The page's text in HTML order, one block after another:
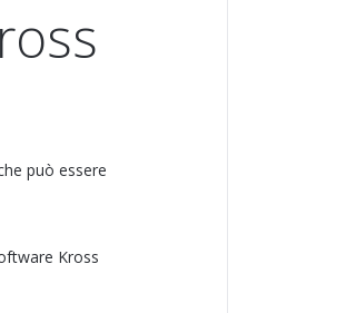
può essere
Kross